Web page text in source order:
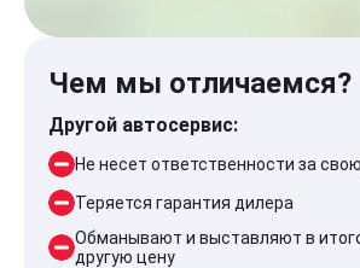
Чем мы отличаемся?
Другой автосервис:
Не несет ответственности за
Теряется гарантия дилера
Обманывают и выставляют в
другую цену